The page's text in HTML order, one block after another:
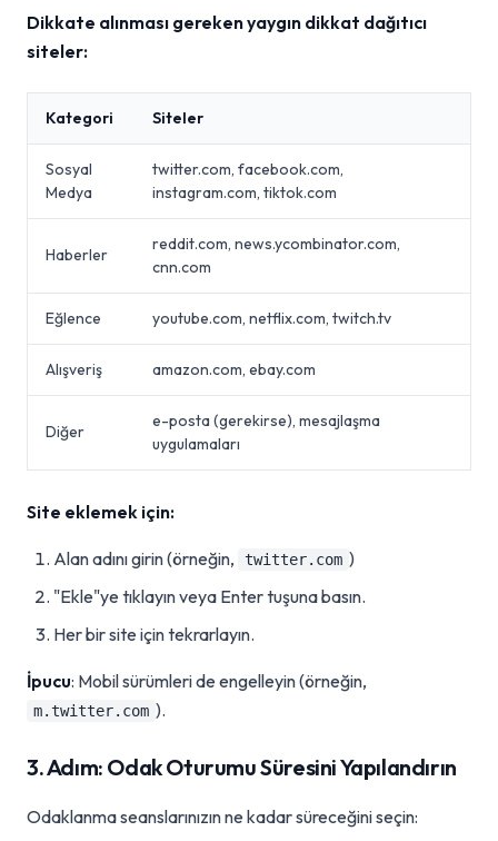
Dikkate alınması gereken yaygın dikkat dağıtıcı
siteler:
Kategori Siteler
Sosyal
Medya
twitter.com, facebook.com,
instagram.com, tiktok.com
Haberler
reddit.com, news.ycombinator.com,
cnn.com
Eğlence youtube.com, netflix.com, twitch.tv
Alışveriş amazon.com, ebay.com
Diğer
e-posta (gerekirse), mesajlaşma
uygulamaları
Site eklemek için:
Alan adını girin (örneğin, twitter.com )
"Ekle"ye tıklayın veya Enter tuşuna basın.
Her bir site için tekrarlayın.
İpucu: Mobil sürümleri de engelleyin (örneğin,
m.twitter.com ).
3. Adım: Odak Oturumu Süresini Yapılandırın
Odaklanma seanslarınızın ne kadar süreceğini seçin: